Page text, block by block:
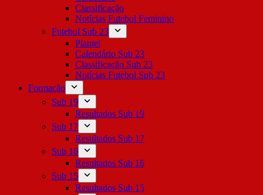
Classificação
Notícias Futebol Feminino
Futebol Sub 23
Plantel
Calendário Sub 23
Classificação Sub 23
Notícias Futebol Sub 23
Formação
Sub 19
Resultados Sub 19
Sub 17
Resultados Sub 17
Sub 16
Resultados Sub 16
Sub 15
Resultados Sub 15